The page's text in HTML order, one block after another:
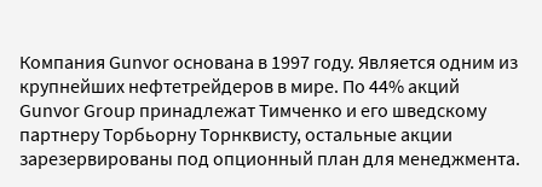
Компания Gunvor основана в 1997 году. Является одним из
крупнейших нефтетрейдеров в мире. По 44% акций
Gunvor Group принадлежат Тимченко и его шведскому
партнеру Торбьорну Торнквисту, остальные акции
зарезервированы под опционный план для менеджмента.